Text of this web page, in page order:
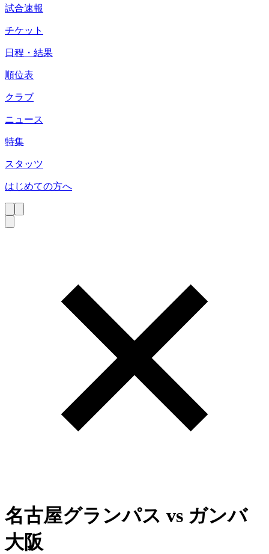
試合速報
チケット
日程・結果
順位表
クラブ
ニュース
特集
スタッツ
はじめての方へ
名古屋グランパス vs ガンバ
大阪